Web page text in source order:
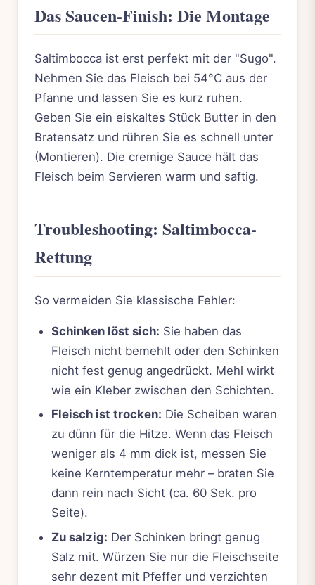
Das Saucen-Finish: Die Montage
Saltimbocca ist erst perfekt mit der "Sugo".
Nehmen Sie das Fleisch bei 54°C aus der
Pfanne und lassen Sie es kurz ruhen.
Geben Sie ein eiskaltes Stück Butter in den
Bratensatz und rühren Sie es schnell unter
(Montieren). Die cremige Sauce hält das
Fleisch beim Servieren warm und saftig.
Troubleshooting: Saltimbocca-
Rettung
So vermeiden Sie klassische Fehler:
Schinken löst sich: Sie haben das
Fleisch nicht bemehlt oder den Schinken
nicht fest genug angedrückt. Mehl wirkt
wie ein Kleber zwischen den Schichten.
Fleisch ist trocken: Die Scheiben waren
zu dünn für die Hitze. Wenn das Fleisch
weniger als 4 mm dick ist, messen Sie
keine Kerntemperatur mehr – braten Sie
dann rein nach Sicht (ca. 60 Sek. pro
Seite).
Zu salzig: Der Schinken bringt genug
Salz mit. Würzen Sie nur die Fleischseite
sehr dezent mit Pfeffer und verzichten